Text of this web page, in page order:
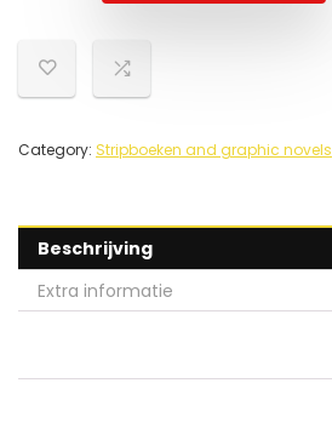
Category: Stripboeken and graphic novels
Beschrijving
Extra informatie